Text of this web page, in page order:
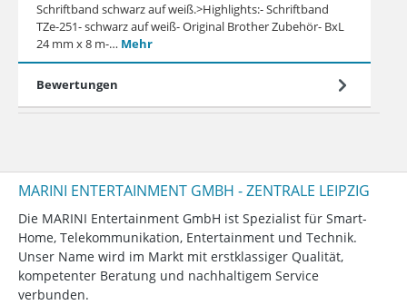
Schriftband schwarz auf weiß.>Highlights:- Schriftband
TZe-251- schwarz auf weiß- Original Brother Zubehör- BxL
24 mm x 8 m-… Mehr
Bewertungen
MARINI ENTERTAINMENT GMBH - ZENTRALE LEIPZIG
Die MARINI Entertainment GmbH ist Spezialist für Smart-
Home, Telekommunikation, Entertainment und Technik.
Unser Name wird im Markt mit erstklassiger Qualität,
kompetenter Beratung und nachhaltigem Service
verbunden.